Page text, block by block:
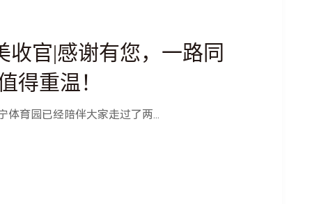
收官|感谢有您，一路同
得重温！
体育园已经陪伴大家走过了两...